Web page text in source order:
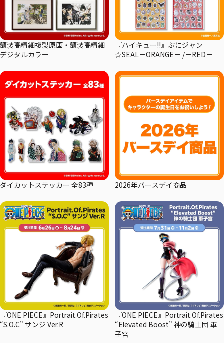
額装高精細複製原画・額装高精細
デジタルカラー
『ハイキュー!!』ぷにジャン
☆SEAL－ORANGE－ /－RED－
ダイカットステッカー 全83種 2026年バースデイ商品
『ONE PIECE』Portrait.Of.Pirates
“S.O.C” サンジ Ver.R
『ONE PIECE』Portrait.Of.Pirates
“Elevated Boost” 神の騎士団 軍
子宮